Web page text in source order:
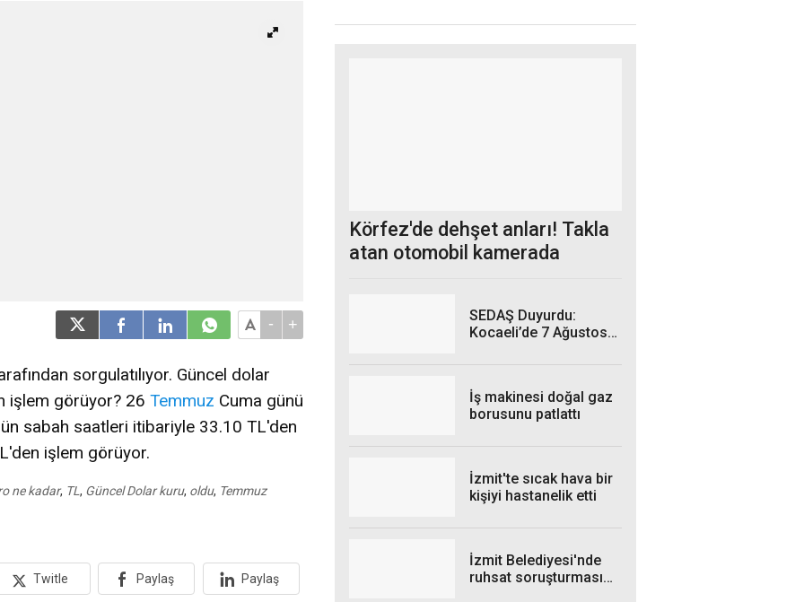
- +
sorgulatılıyor. Güncel dolar
işlem görüyor? 26 Temmuz Cuma günü
sabah saatleri itibariyle 33.10 TL'den
işlem görüyor.
ne kadar, TL, Güncel Dolar kuru, oldu, Temmuz
Twitle Paylaş Paylaş
Körfez'de dehşet anları! Takla
atan otomobil kamerada
SEDAŞ Duyurdu:
Kocaeli’de 7 Ağustos
İş makinesi doğal gaz
borusunu patlattı
İzmit'te sıcak hava bir
kişiyi hastanelik etti
İzmit Belediyesi'nde
ruhsat soruşturması